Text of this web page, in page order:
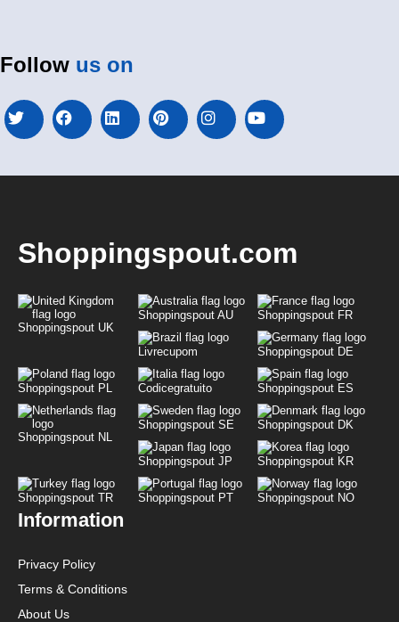
Follow us on
Shoppingspout.com
Shoppingspout UK
Shoppingspout AU Shoppingspout FR
Livrecupom Shoppingspout DE
Shoppingspout PL Codicegratuito Shoppingspout ES
Shoppingspout NL
Shoppingspout SE Shoppingspout DK
Shoppingspout JP Shoppingspout KR
Shoppingspout TR Shoppingspout PT Shoppingspout NO
Information
Privacy Policy
Terms & Conditions
About Us